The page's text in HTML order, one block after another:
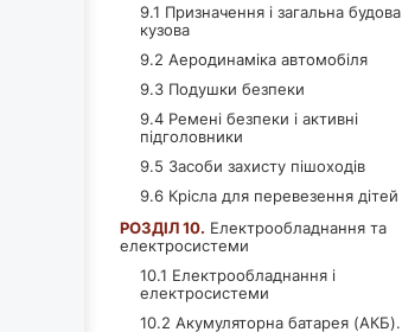
9.1 Призначення і загальна будова
кузова
9.2 Аеродинаміка автомобіля
9.3 Подушки безпеки
9.4 Ремені безпеки і активні
підголовники
9.5 Засоби захисту пішоходів
9.6 Крісла для перевезення дітей
РОЗДІЛ 10. Електрообладнання та
електросистеми
10.1 Електрообладнання і
електросистеми
10.2 Акумуляторна батарея (АКБ).